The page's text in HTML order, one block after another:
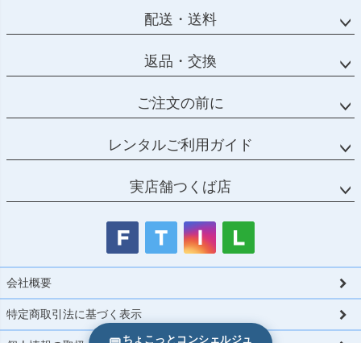
ちょこっとコンシェルジュ
配送・送料
返品・交換
ご注文の前に
レンタルご利用ガイド
実店舗つくば店
会社概要
特定商取引法に基づく表示